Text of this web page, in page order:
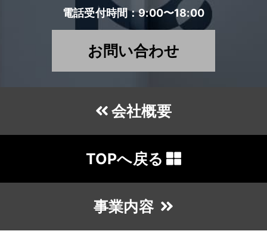
電話受付時間：9:00〜18:00
お問い合わせ
会社概要
TOPへ戻る
事業内容